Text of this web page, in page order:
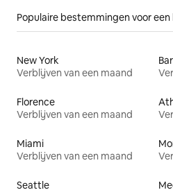
Populaire bestemmingen voor
New York
Verblijven van een maand
Florence
Verblijven van een maand
Miami
Verblijven van een maand
Seattle